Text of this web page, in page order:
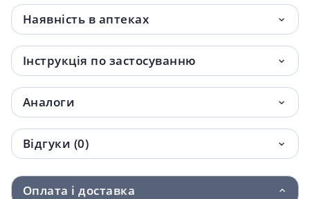
Наявність в аптеках
Інструкція по застосуванню
Аналоги
Відгуки (0)
Оплата і доставка